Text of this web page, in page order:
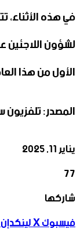
في هذه
لشؤون
الأول من هذا
المصدر: تلفزيون
يناير 11, 2025
77
فيسبوك
‫X
لينكدإن
واتساب
تيلقرام
شاركها
فيسبوك‫Xلينكدإن